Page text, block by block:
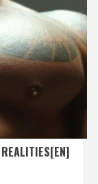
REALITIES[EN]